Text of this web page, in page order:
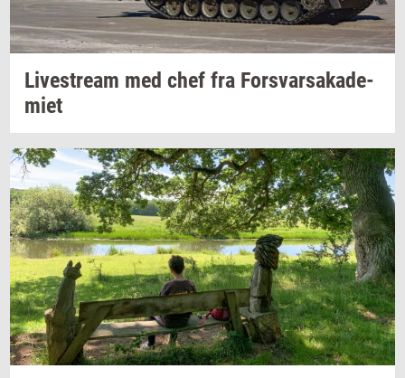
Li­ve­stream med chef fra For­svar­sa­ka­de­
mi­et